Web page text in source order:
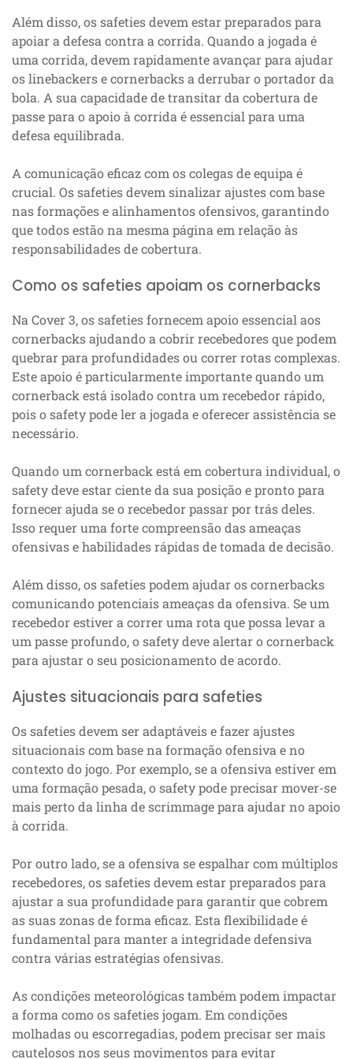
Além disso, os safeties devem estar preparados para
apoiar a defesa contra a corrida. Quando a jogada é
uma corrida, devem rapidamente avançar para ajudar
os linebackers e cornerbacks a derrubar o portador da
bola. A sua capacidade de transitar da cobertura de
passe para o apoio à corrida é essencial para uma
defesa equilibrada.
A comunicação eficaz com os colegas de equipa é
crucial. Os safeties devem sinalizar ajustes com base
nas formações e alinhamentos ofensivos, garantindo
que todos estão na mesma página em relação às
responsabilidades de cobertura.
Como os safeties apoiam os cornerbacks
Na Cover 3, os safeties fornecem apoio essencial aos
cornerbacks ajudando a cobrir recebedores que podem
quebrar para profundidades ou correr rotas complexas.
Este apoio é particularmente importante quando um
cornerback está isolado contra um recebedor rápido,
pois o safety pode ler a jogada e oferecer assistência se
necessário.
Quando um cornerback está em cobertura individual, o
safety deve estar ciente da sua posição e pronto para
fornecer ajuda se o recebedor passar por trás deles.
Isso requer uma forte compreensão das ameaças
ofensivas e habilidades rápidas de tomada de decisão.
Além disso, os safeties podem ajudar os cornerbacks
comunicando potenciais ameaças da ofensiva. Se um
recebedor estiver a correr uma rota que possa levar a
um passe profundo, o safety deve alertar o cornerback
para ajustar o seu posicionamento de acordo.
Ajustes situacionais para safeties
Os safeties devem ser adaptáveis e fazer ajustes
situacionais com base na formação ofensiva e no
contexto do jogo. Por exemplo, se a ofensiva estiver em
uma formação pesada, o safety pode precisar mover-se
mais perto da linha de scrimmage para ajudar no apoio
à corrida.
Por outro lado, se a ofensiva se espalhar com múltiplos
recebedores, os safeties devem estar preparados para
ajustar a sua profundidade para garantir que cobrem
as suas zonas de forma eficaz. Esta flexibilidade é
fundamental para manter a integridade defensiva
contra várias estratégias ofensivas.
As condições meteorológicas também podem impactar
a forma como os safeties jogam. Em condições
molhadas ou escorregadias, podem precisar ser mais
cautelosos nos seus movimentos para evitar